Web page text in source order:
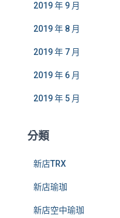
2019 年 9 月
2019 年 8 月
2019 年 7 月
2019 年 6 月
2019 年 5 月
分類
新店TRX
新店瑜珈
新店空中瑜珈